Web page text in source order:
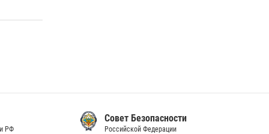
Совет Безопасности
Российской Федерации